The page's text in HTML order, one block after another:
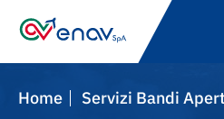
Home Servizi Bandi